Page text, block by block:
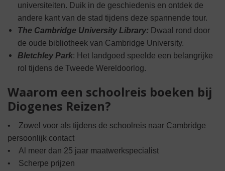
universiteiten. Duik in de geschiedenis en ontdek de
andere kant van de stad tijdens deze spannende tour.
The Cambridge University Library: Dwaal rond door
de oude bibliotheek van Cambridge University.
Bletchley Park: Het landgoed speelde een belangrijke
rol tijdens de Tweede Wereldoorlog.
Waarom een schoolreis boeken bij
Diogenes Reizen?
• Zowel voor als tijdens de schoolreis naar Cambridge
persoonlijk contact
• Al meer dan 25 jaar maatwerkspecialist
• Scherpe prijzen